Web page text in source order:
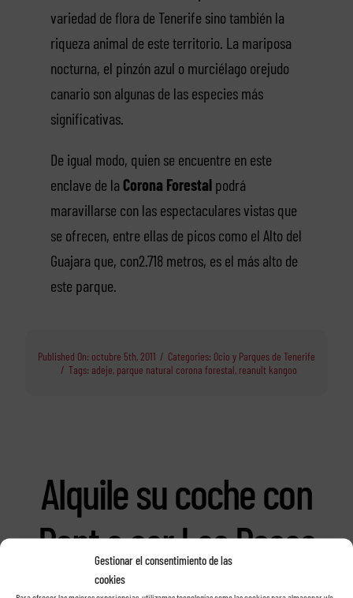
Gestionar el consentimiento de las
cookies
variedad de flora de Tenerife sino también la
riqueza animal de este territorio. La mariposa
nocturna, el pinzón azul o murciélago orejudo
canario son algunas de las especies más
significativas.
De igual modo, quien se encuentre en este
enclave de la Corona Forestalpodrá
maravillarse con las espectaculares vistas que
se ofrecen, entre ellas de picos como el Alto del
Guajara que, con2.718 metros, es el más alto de
este parque.
Published On: octubre 5th, 2011 / Categories: Ocio y Parques de Tenerife
/ Tags: adeje, parque natural corona forestal, reanult kangoo
Alquile su coche con
Rent a car Las Rosas